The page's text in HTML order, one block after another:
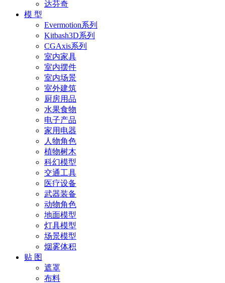
达芬奇
模 型
Evermotion系列
Kitbash3D系列
CGAxis系列
室内家具
室内摆件
室内场景
室外建筑
厨房用品
水果食物
电子产品
家用电器
人物角色
植物树木
科幻模型
交通工具
医疗设备
武器装备
动物角色
地面模型
灯具模型
场景模型
烟雾体积
贴 图
遮罩
布料